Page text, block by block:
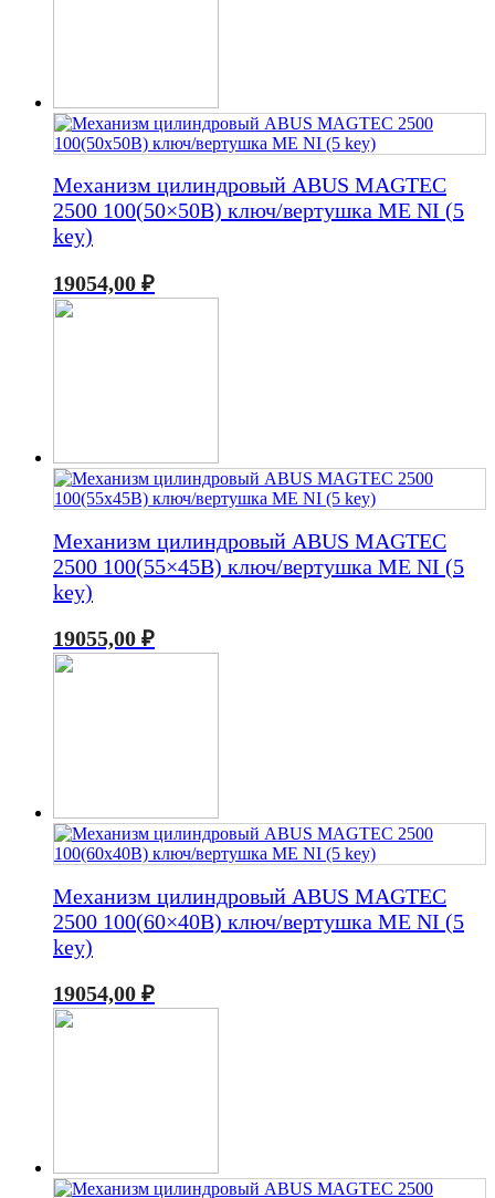
Механизм цилиндровый ABUS MAGTEC
2500 100(50×50В) ключ/вертушка ME NI (5
key)
19054,00 ₽
Механизм цилиндровый ABUS MAGTEC
2500 100(55×45В) ключ/вертушка ME NI (5
key)
19055,00 ₽
Механизм цилиндровый ABUS MAGTEC
2500 100(60×40В) ключ/вертушка ME NI (5
key)
19054,00 ₽